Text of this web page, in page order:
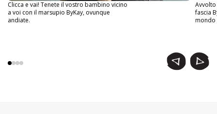
Clicca e vai! Tenete il vostro bambino vicino
a voi con il marsupio ByKay, ovunque
andiate.
fascia
mondo